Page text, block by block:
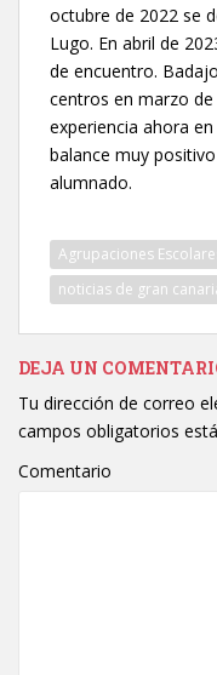
octubre de 2022 se
Lugo. En abril de
de encuentro.
centros en marzo
experiencia ahora
balance muy
alumnado.
Agrupaciones
noticias de gran
DEJA UN
Tu dirección de correo
campos obligatorios
Comentario